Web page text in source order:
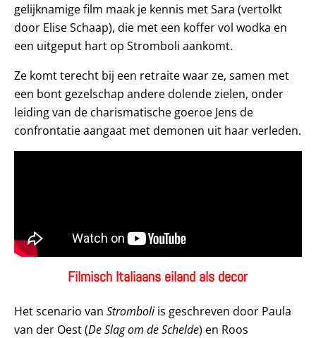
gelijknamige film maak je kennis met Sara (vertolkt
door Elise Schaap), die met een koffer vol wodka en
een uitgeput hart op Stromboli aankomt.
Ze komt terecht bij een retraite waar ze, samen met
een bont gezelschap andere dolende zielen, onder
leiding van de charismatische goeroe Jens de
confrontatie aangaat met demonen uit haar verleden.
Filmisch Italiaans eiland als decor
Het scenario van Stromboliis geschreven door Paula
van der Oest (De Slag om de Schelde) en Roos